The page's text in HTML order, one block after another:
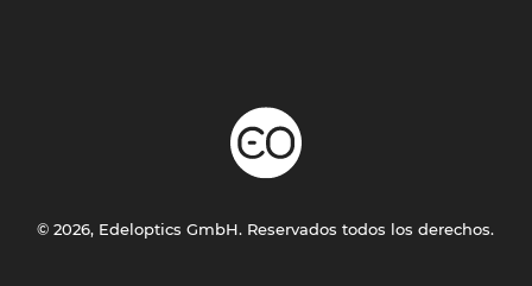
© 2026, Edeloptics GmbH. Reservados todos los derechos.